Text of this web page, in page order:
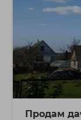
Продам